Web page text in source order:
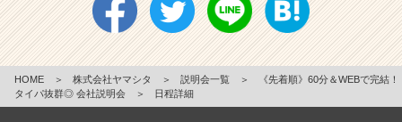
HOME ＞ 株式会社ヤマシタ ＞ 説明会一覧 ＞
《先着順》60分＆WEBで完結！
タイパ抜群◎ 会社説明会
＞ 日程詳細